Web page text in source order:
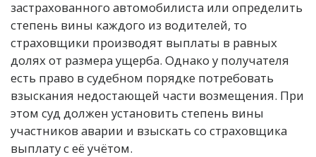
застрахованного автомобилиста или определить
степень вины каждого из водителей, то
страховщики производят выплаты в равных
долях от размера ущерба. Однако у получателя
есть право в судебном порядке потребовать
взыскания недостающей части возмещения. При
этом суд должен установить степень вины
участников аварии и взыскать со страховщика
выплату с её учётом.